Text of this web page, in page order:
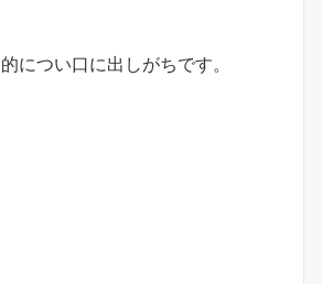
につい口に出しがちです。